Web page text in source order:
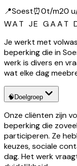
📍Soest⏰0t/m20
WAT JE GAAT
Je werkt met
beperking die in
werk is divers en
wat elke dag
🧠 Doelgroep
Onze cliënten zijn
beperking die
participeren. Ze
keuzes, sociale
dag. Het werk